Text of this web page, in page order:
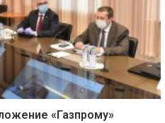
«Газпрому»